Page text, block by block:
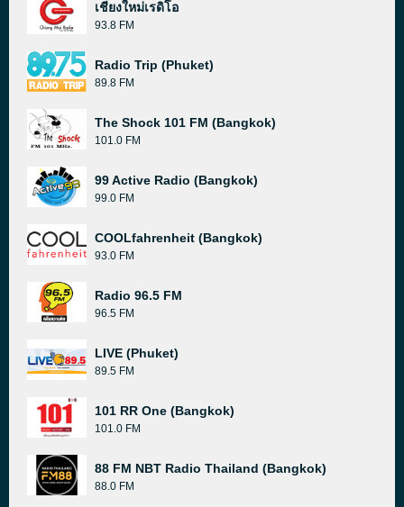
เชียงใหม่เรดิโอ
93.8 FM
Radio Trip (Phuket)
89.8 FM
The Shock 101 FM (Bangkok)
101.0 FM
99 Active Radio (Bangkok)
99.0 FM
COOLfahrenheit (Bangkok)
93.0 FM
Radio 96.5 FM
96.5 FM
LIVE (Phuket)
89.5 FM
101 RR One (Bangkok)
101.0 FM
88 FM NBT Radio Thailand (Bangkok)
88.0 FM